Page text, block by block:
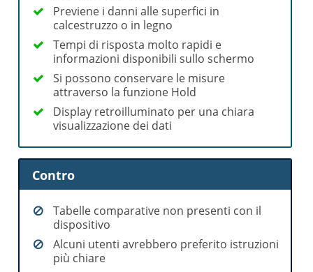
Previene i danni alle superfici in
calcestruzzo o in legno
Tempi di risposta molto rapidi e
informazioni disponibili sullo schermo
Si possono conservare le misure
attraverso la funzione Hold
Display retroilluminato per una chiara
visualizzazione dei dati
Contro
Tabelle comparative non presenti con il
dispositivo
Alcuni utenti avrebbero preferito istruzioni
più chiare